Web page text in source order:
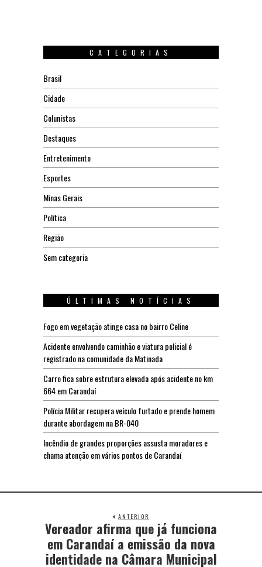
CATEGORIAS
Brasil
Cidade
Colunistas
Destaques
Entretenimento
Esportes
Minas Gerais
Política
Região
Sem categoria
ÚLTIMAS NOTÍCIAS
Fogo em vegetação atinge casa no bairro Celine
Acidente envolvendo caminhão e viatura policial é
registrado na comunidade da Matinada
Carro fica sobre estrutura elevada após acidente no km
664 em Carandaí
Polícia Militar recupera veículo furtado e prende homem
durante abordagem na BR-040
Incêndio de grandes proporções assusta moradores e
chama atenção em vários pontos de Carandaí
ANTERIOR
Vereador afirma que já funciona
em Carandaí a emissão da nova
identidade na Câmara Municipal